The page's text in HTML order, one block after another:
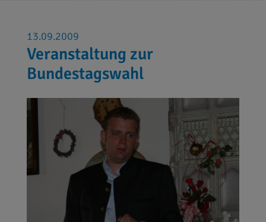
13.09.2009
Veranstaltung zur
Bundestagswahl